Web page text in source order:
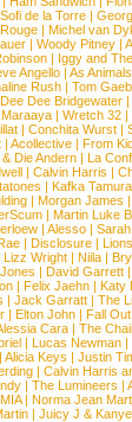
Sofi de la Torre |
| Michel van
|Woody Pitney |
| Iggy and
Angello |As Animals
Rush | Tom
Dee Dee Bridgewater |
Maraaya |Wretch 32 |
| Conchita Wurst |
| Acollective | From
Die Andern | La
|Calvin Harris |
| Kafka Tamura
|Morgan James
| Martin Luke
|Alesso |
|Disclosure |
Lizz Wright |Niila |
| David Garrett
| Felix Jaehn | Katy
|Jack Garratt |The
|Elton John |Fall
Cara |The
|Lucas Newman |
| Alicia Keys | Justin
|Calvin Harris
|The Lumineers |
MIA| Norma Jean
| Juicy J &